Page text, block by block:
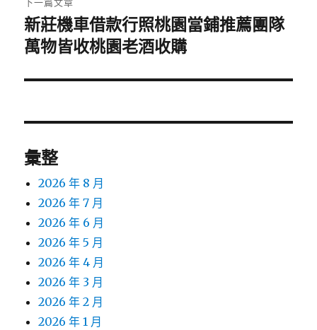
下
一
文
新莊機車借款行照桃園當鋪推薦團隊
萬物皆收桃園老酒收購
彙整
2026 年 8 月
2026 年 7 月
2026 年 6 月
2026 年 5 月
2026 年 4 月
2026 年 3 月
2026 年 2 月
2026 年 1 月